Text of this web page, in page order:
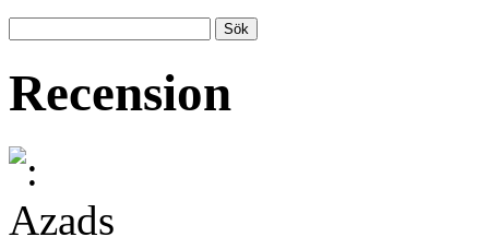
Recension